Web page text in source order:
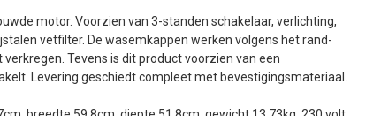
motor. Voorzien van 3-standen schakelaar, verlichting,
vetfilter. De wasemkappen werken volgens het rand-
Tevens is dit product voorzien van een
Levering geschiedt compleet met bevestigingsmateriaal.